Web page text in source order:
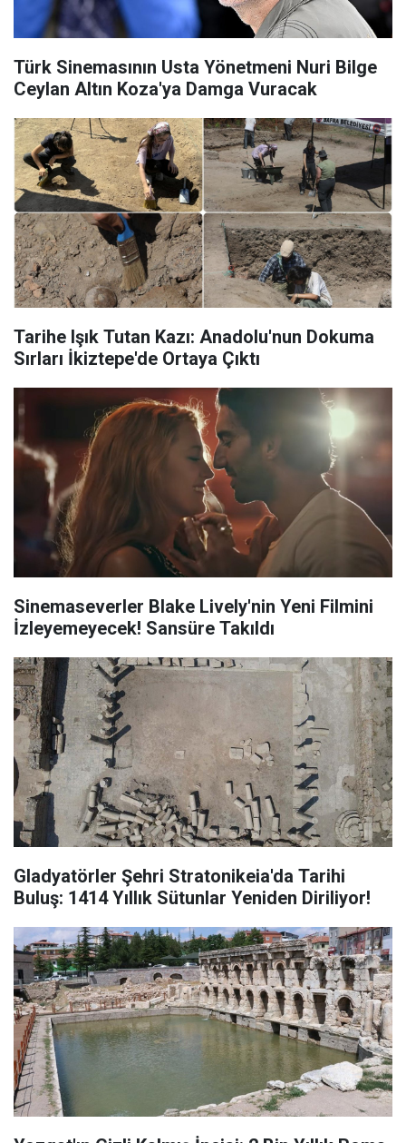
Türk Sinemasının Usta Yönetmeni Nuri Bilge
Ceylan Altın Koza'ya Damga Vuracak
Tarihe Işık Tutan Kazı: Anadolu'nun Dokuma
Sırları İkiztepe'de Ortaya Çıktı
Sinemaseverler Blake Lively'nin Yeni Filmini
İzleyemeyecek! Sansüre Takıldı
Gladyatörler Şehri Stratonikeia'da Tarihi
Buluş: 1414 Yıllık Sütunlar Yeniden Diriliyor!